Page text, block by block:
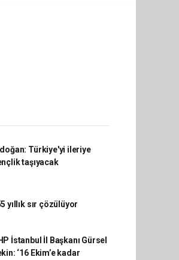
Türkiye'yi ileriye
taşıyacak
yıllık sır çözülüyor
İstanbul İl Başkanı Gürsel
‘16 Ekim’e kadar